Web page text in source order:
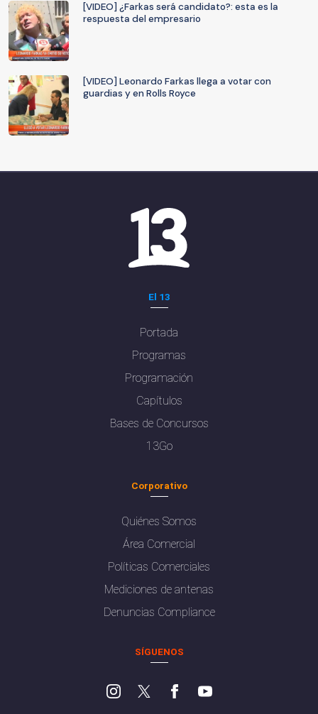
[VIDEO] ¿Farkas será candidato?: esta es la
respuesta del empresario
[VIDEO] Leonardo Farkas llega a votar con
guardias y en Rolls Royce
El 13
Portada
Programas
Programación
Capítulos
Bases de Concursos
13Go
Corporativo
Quiénes Somos
Área Comercial
Políticas Comerciales
Mediciones de antenas
Denuncias Compliance
SÍGUENOS